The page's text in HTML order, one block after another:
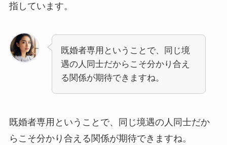
指しています。
既婚者専用ということで、同じ境
遇の人同士だからこそ分かり合え
る関係が期待できますね。
既婚者専用ということで、同じ境遇の人同士だか
らこそ分かり合える関係が期待できますね。